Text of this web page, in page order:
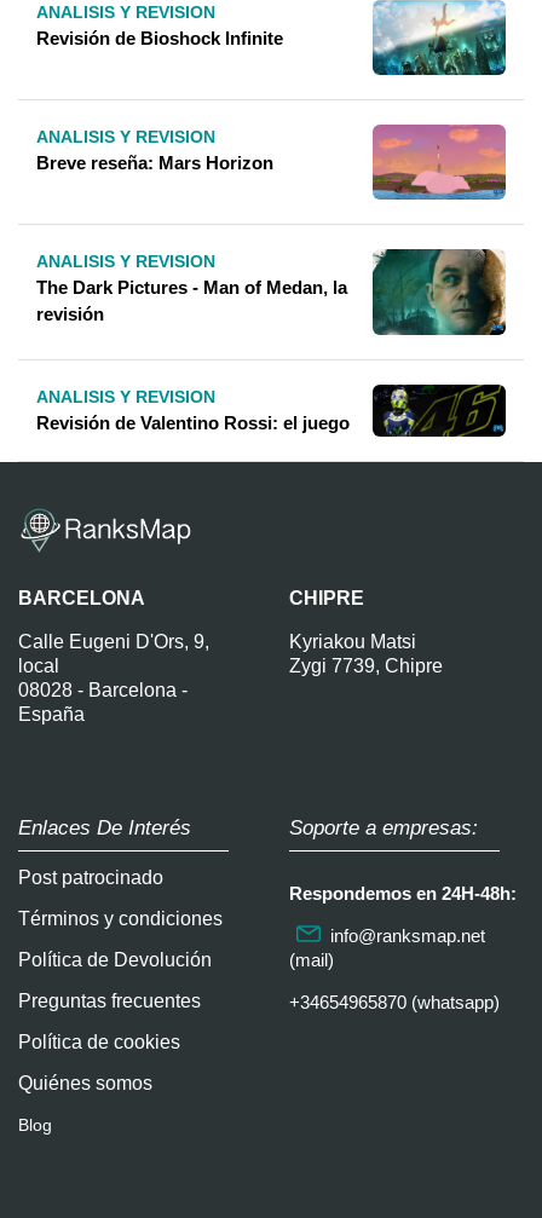
ANALISIS Y REVISION
Revisión de Bioshock Infinite
ANALISIS Y REVISION
Breve reseña: Mars Horizon
ANALISIS Y REVISION
The Dark Pictures - Man of Medan, la
revisión
ANALISIS Y REVISION
Revisión de Valentino Rossi: el juego
BARCELONA
Calle Eugeni D'Ors, 9,
local
08028 - Barcelona -
España
CHIPRE
Kyriakou Matsi
Zygi 7739, Chipre
Enlaces De Interés
Post patrocinado
Términos y condiciones
Política de Devolución
Preguntas frecuentes
Política de cookies
Quiénes somos
Blog
Soporte a empresas:
Respondemos en 24H-48h:
info@ranksmap.net
(mail)
+34654965870 (whatsapp)